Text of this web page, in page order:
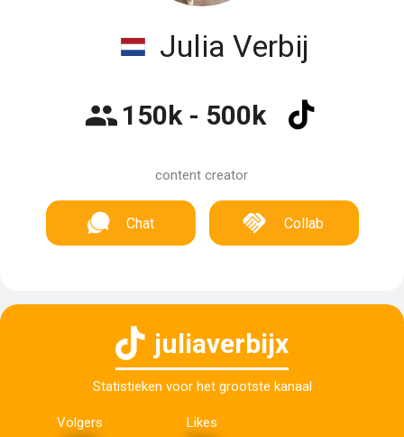
Julia Verbij
150k - 500k
content creator
Chat Collab
juliaverbijx
Statistieken voor het grootste kanaal
Volgers Likes